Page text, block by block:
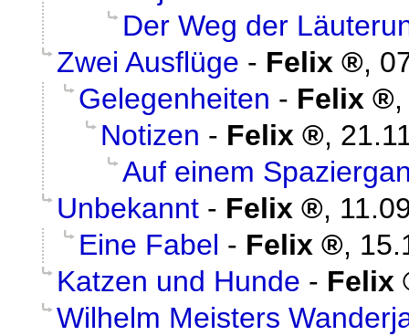
Der Weg der
Zwei Ausflüge - Felix ,
Gelegenheiten - Felix
Notizen - Felix ,
Auf einem
Unbekannt - Felix ,
Eine Fabel - Felix ,
Katzen und Hunde - Felix
Wilhelm Meisters